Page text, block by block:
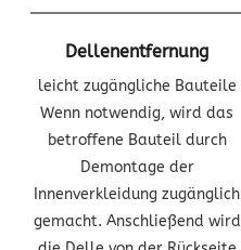
Dellenentfernung
leicht zugängliche Bauteile
Wenn notwendig, wird das
betroffene Bauteil durch
Demontage der
Innenverkleidung zugänglich
gemacht. Anschließend wird